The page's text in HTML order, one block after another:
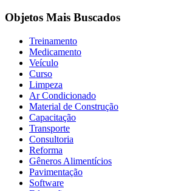
Objetos Mais Buscados
Treinamento
Medicamento
Veículo
Curso
Limpeza
Ar Condicionado
Material de Construção
Capacitação
Transporte
Consultoria
Reforma
Gêneros Alimentícios
Pavimentação
Software